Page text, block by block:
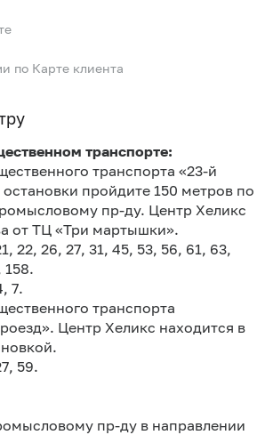
по Карте клиента
транспорте:
транспорта «23-й
пройдите 150 метров по
пр-ду. Центр Хеликс
от ТЦ «Три мартышки».
22, 26, 27, 31, 45, 53, 56, 61, 63,
158.
7.
транспорта
Центр Хеликс находится в
59.
пр-ду в направлении